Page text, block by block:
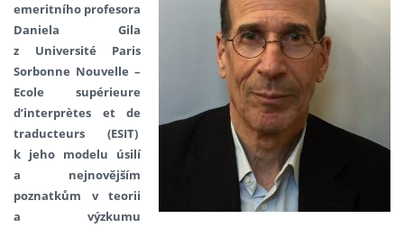
emeritního profesora
Daniela Gila
z Université Paris
Sorbonne Nouvelle –
Ecole supérieure
d’interprètes et de
traducteurs (ESIT)
k jeho modelu úsilí
a nejnovějším
poznatkům v teorii
a výzkumu